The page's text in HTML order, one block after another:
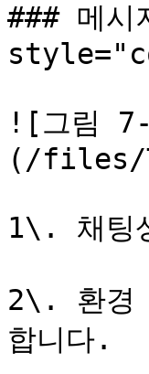
### 메시
![그림
(/files/
1\. 채팅
2\. 환경
합니다.